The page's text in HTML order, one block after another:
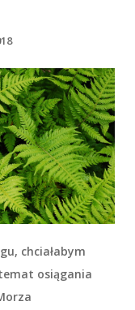
chciałabym
osiągania